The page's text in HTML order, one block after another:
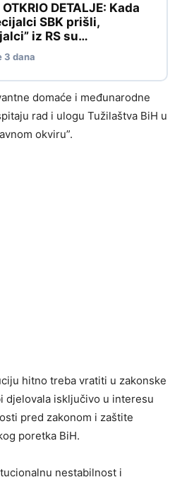
OTKRIO DETALJE: Kada
SBK prišli,
iz RS su…
3 dana
domaće i međunarodne
rad i ulogu Tužilaštva BiH u
okviru”.
hitno treba vratiti u zakonske
djelovala isključivo u interesu
pred zakonom i zaštite
poretka BiH.
nestabilnost i